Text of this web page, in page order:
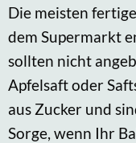
Die meisten
dem Supermarkt
sollten nicht
Apfelsaft oder
aus Zucker und
Sorge, wenn Ihr